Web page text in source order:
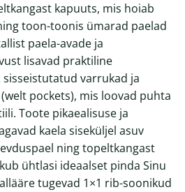
kapuuts, mis hoiab
toon-toonis ümarad paelad
paela-avade ja
lisavad praktiline
sisseistutatud varrukad ja
pockets), mis loovad puhta
Toote pikaealisuse ja
kaela siseküljel asuv
ning topeltkangast
ühtlasi ideaalset pinda Sinu
tugevad 1×1 rib-soonikud